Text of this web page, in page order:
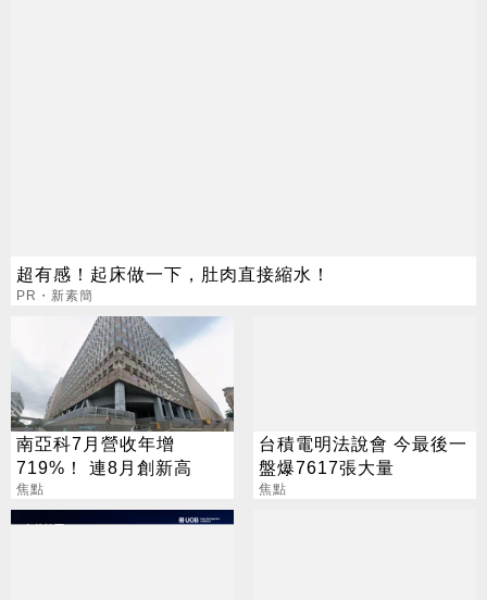
超有感！起床做一下，肚肉直接縮水！
PR・新素簡
南亞科7月營收年增
719%！ 連8月創新高
焦點
台積電明法說會 今最後一
盤爆7617張大量
焦點